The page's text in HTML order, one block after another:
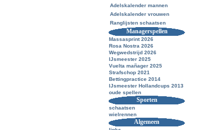
Adelskalender mannen
Adelskalender vrouwen
Ranglijsten schaatsen
Managerspellen
Massasprint 2026
Rosa Nostra 2026
Wegwedstrijd 2026
IJsmeester 2025
Vuelta mañager 2025
Strafschop 2021
Bettingpractice 2014
IJsmeester Hollandcups 2013
oude spellen
Sporten
schaatsen
wielrennen
Algemeen